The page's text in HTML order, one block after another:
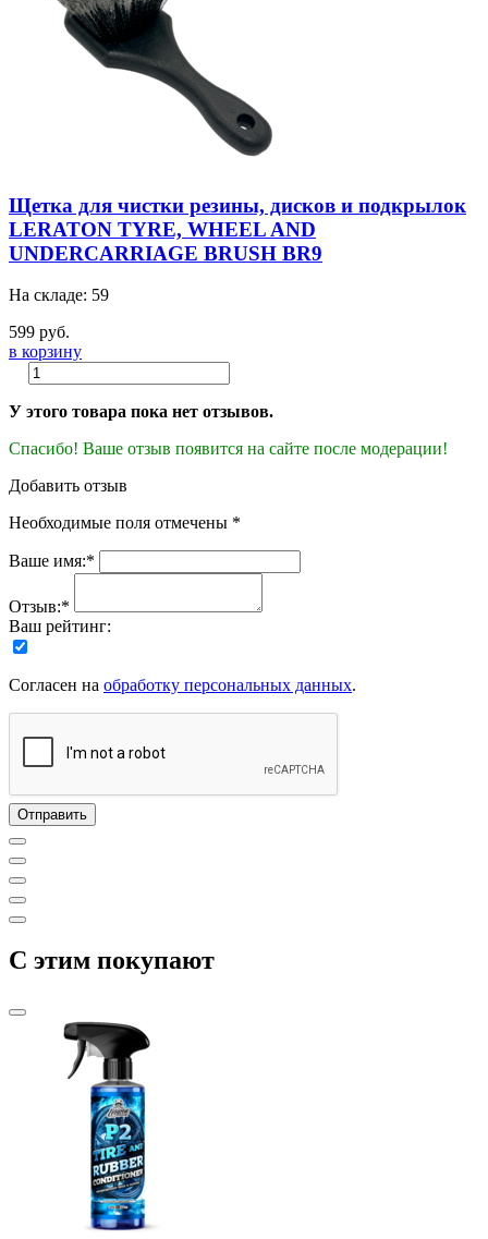
Щетка для чистки резины, дисков и подкрылок
LERATON TYRE, WHEEL AND
UNDERCARRIAGE BRUSH BR9
На складе: 59
599 руб.
в корзину
У этого товара пока нет отзывов.
Спасибо! Ваше отзыв появится на сайте после модерации!
Добавить отзыв
Необходимые поля отмечены *
Ваше имя:*
Отзыв:*
Ваш рейтинг:
Согласен на обработку персональных данных.
C этим покупают